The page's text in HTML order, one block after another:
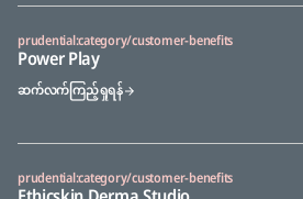
prudential:category/customer-benefits
Power Play
ဆက်လက်ကြည့်ရှုရန်
prudential:category/customer-benefits